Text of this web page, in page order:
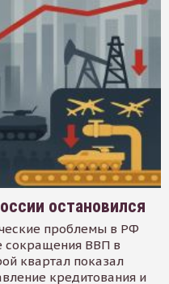
остановился
проблемы в РФ
сокращения ВВП в
квартал показал
кредитования и